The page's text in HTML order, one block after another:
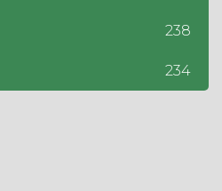
238
234